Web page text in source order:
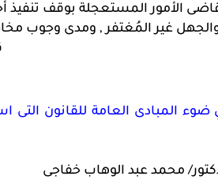
الأمور المستعجلة بوقف تنفيذ
غير المُغتفر , ومدى وجوب
ضوء المبادى العامة للقانون
محمد عبد الوهاب خفاجى